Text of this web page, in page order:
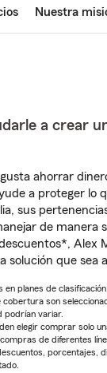
Nuestra
a crear
ahorrar
a proteger lo
sus
de manera
Alex
solución que sea
en planes de
son
podrían variar.
elegir comprar solo
de diferentes
porcentajes,